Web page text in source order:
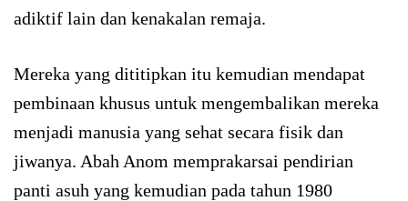
adiktif lain dan kenakalan remaja.
Mereka yang dititipkan itu kemudian mendapat
pembinaan khusus untuk mengembalikan mereka
menjadi manusia yang sehat secara fisik dan
jiwanya. Abah Anom memprakarsai pendirian
panti asuh yang kemudian pada tahun 1980